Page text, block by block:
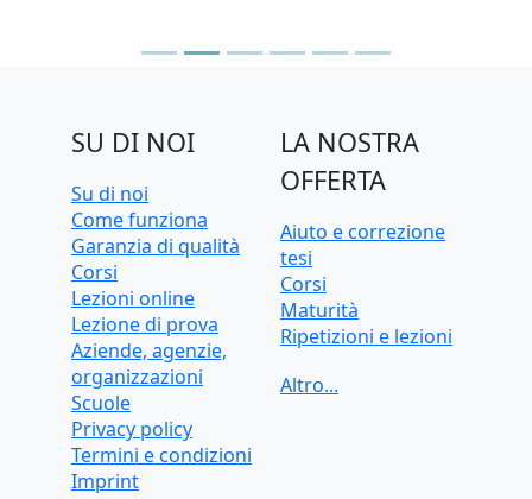
SU DI NOI
Su di noi
Come funziona
Garanzia di qualità
Corsi
Lezioni online
Lezione di prova
Aziende, agenzie,
organizzazioni
Scuole
Privacy policy
Termini e condizioni
Imprint
LA NOSTRA
OFFERTA
Aiuto e correzione
tesi
Corsi
Maturità
Ripetizioni e lezioni
online